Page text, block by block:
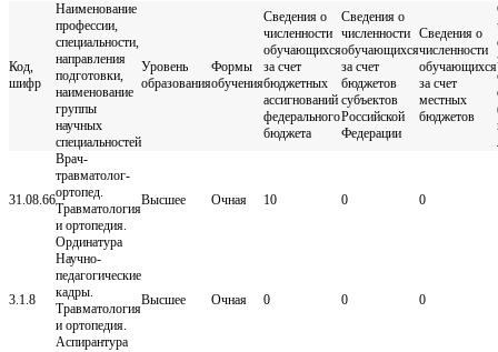
Код,
шифр
Наименование
профессии,
специальности,
направления
подготовки,
наименование
группы
научных
специальностей
Уровень
образования
Формы
обучения
Сведения о
численности
обучающихся
за счет
бюджетных
ассигнований
федерального
бюджета
Сведения о
численности
обучающихся
за счет
бюджетов
субъектов
Российской
Федерации
Сведения о
численности
обучающихся
за счет
местных
бюджетов
31.08.66
Врач-
травматолог-
ортопед.
Травматология
и ортопедия.
Ординатура
Высшее Очная 10 0 0
3.1.8
Научно-
педагогические
кадры.
Травматология
и ортопедия.
Аспирантура
Высшее Очная 0 0 0